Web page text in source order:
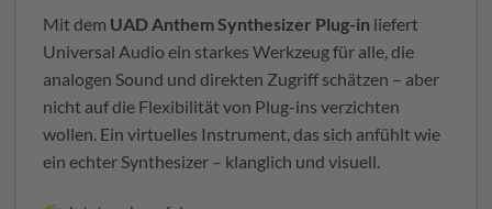
Mit dem UAD Anthem Synthesizer Plug-in liefert
Universal Audio ein starkes Werkzeug für alle, die
analogen Sound und direkten Zugriff schätzen – aber
nicht auf die Flexibilität von Plug-ins verzichten
wollen. Ein virtuelles Instrument, das sich anfühlt wie
ein echter Synthesizer – klanglich und visuell.